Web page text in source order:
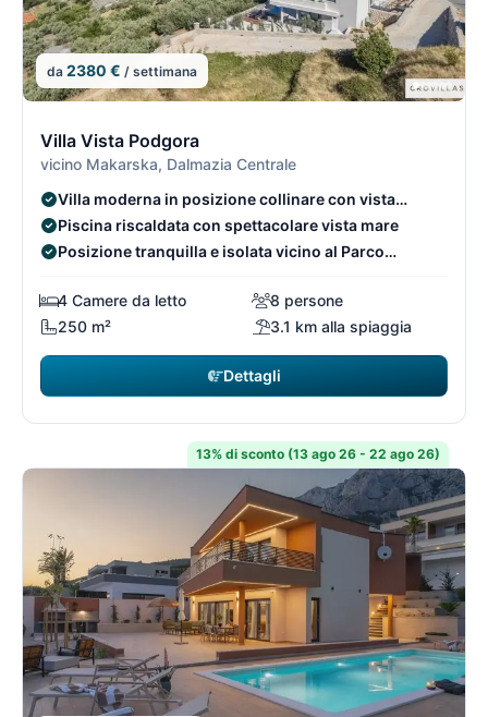
da 2380 € / settimana
Villa Vista Podgora
vicino Makarska, Dalmazia Centrale
Villa moderna in posizione collinare con vista
panoramica
Piscina riscaldata con spettacolare vista mare
Posizione tranquilla e isolata vicino al Parco
4 Camere da letto
8 persone
250 m²
3.1 km alla spiaggia
Dettagli
13% di sconto (13 ago 26 - 22 ago 26)